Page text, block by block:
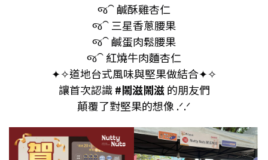
જ⁀ 鹹酥雞杏仁
જ⁀ 三星香蔥腰果
જ⁀ 鹹蛋肉鬆腰果
જ⁀ 紅燒牛肉麵杏仁
✦✧道地台式風味與堅果做結合✦✧
讓首次認識#鬧滋鬧滋的朋友們
顛覆了對堅果的想像 .ᐟ.ᐟ